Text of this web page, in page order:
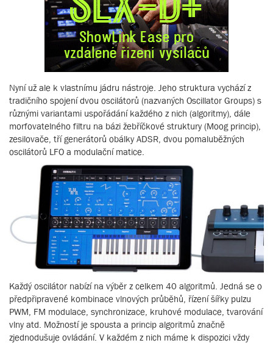
Nyní už ale k vlastnímu jádru nástroje. Jeho struktura vychází z
tradičního spojení dvou oscilátorů (nazvaných Oscillator Groups) s
různými variantami uspořádání každého z nich (algoritmy), dále
morfovatelného filtru na bázi žebříčkové struktury (Moog princip),
zesilovače, tří generátorů obálky ADSR, dvou pomaluběžných
oscilátorů LFO a modulační matice.
Každý oscilátor nabízí na výběr z celkem 40 algoritmů. Jedná se o
předpřipravené kombinace vlnových průběhů, řízení šířky pulzu
PWM, FM modulace, synchronizace, kruhové modulace, tvarování
vlny atd. Možností je spousta a princip algoritmů značně
zjednodušuje ovládání. V každém z nich máme k dispozici vždy